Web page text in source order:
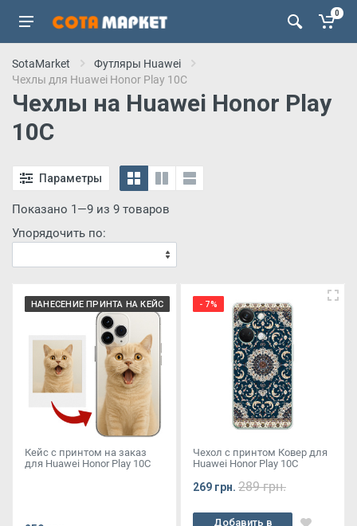
0
SotaMarket
Футляры Huawei
Чехлы для Huawei Honor Play 10C
Чехлы на Huawei Honor Play
10C
Параметры
Показано 1—9 из 9 товаров
Упорядочить по:
НАНЕСЕНИЕ ПРИНТА НА КЕЙС
Кейс с принтом на заказ
для Huawei Honor Play 10C
- 7%
Чехол с принтом Ковер для
Huawei Honor Play 10C
269 грн. 289 грн.
Добавить в